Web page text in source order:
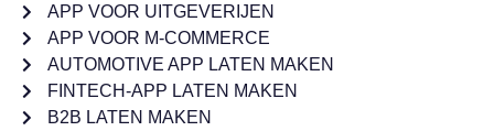
APP VOOR UITGEVERIJEN
APP VOOR M-COMMERCE
AUTOMOTIVE APP LATEN MAKEN
FINTECH-APP LATEN MAKEN
B2B LATEN MAKEN